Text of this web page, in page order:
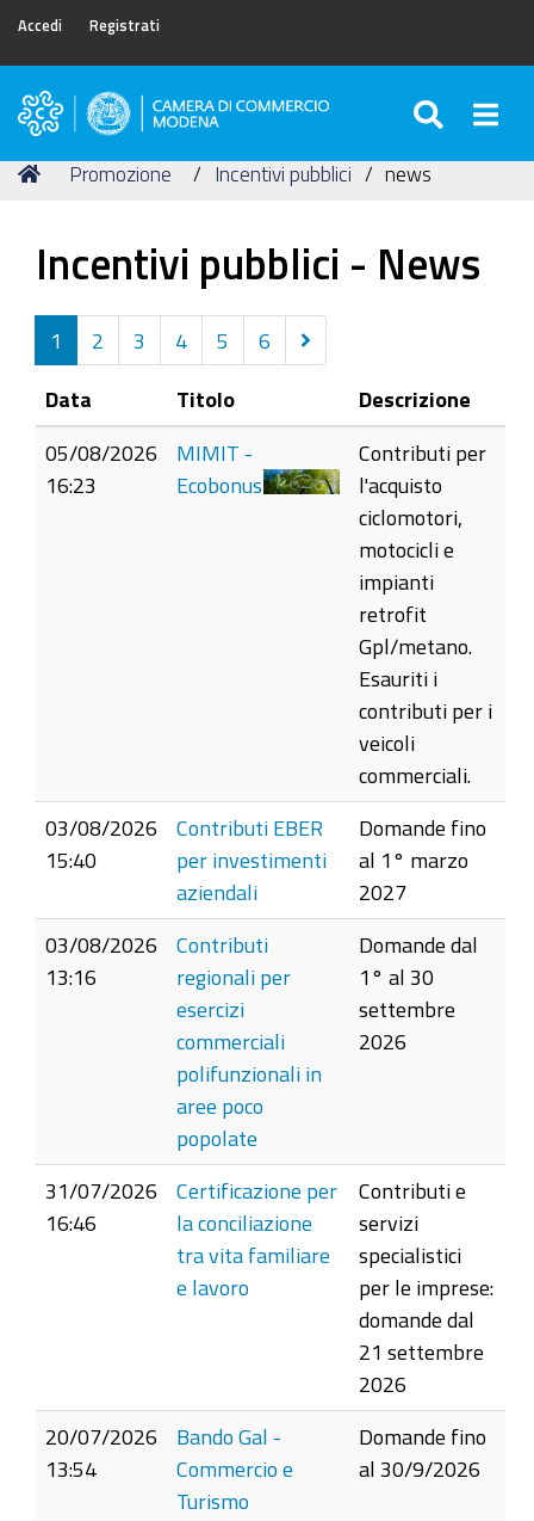
Accedi Registrati
Camera
Commercio
Tu
Home
Promozione Incentivi pubblici news
Incentivi pubblici - News
1 2 3 4 5 6
Successivi
30
elementi
Data Titolo Descrizione
05/08/2026
16:23
MIMIT -
Ecobonus
Contributi per
l'acquisto
ciclomotori,
motocicli e
impianti
retrofit
Gpl/metano.
Esauriti i
contributi per i
veicoli
commerciali.
03/08/2026
15:40
Contributi EBER
per investimenti
aziendali
Domande fino
al 1° marzo
2027
03/08/2026
13:16
Contributi
regionali per
esercizi
commerciali
polifunzionali in
aree poco
popolate
Domande dal
1° al 30
settembre
2026
31/07/2026
16:46
Certificazione per
la conciliazione
tra vita familiare
e lavoro
Contributi e
servizi
specialistici
per le imprese:
domande dal
21 settembre
2026
20/07/2026
13:54
Bando Gal -
Commercio e
Turismo
Domande fino
al 30/9/2026